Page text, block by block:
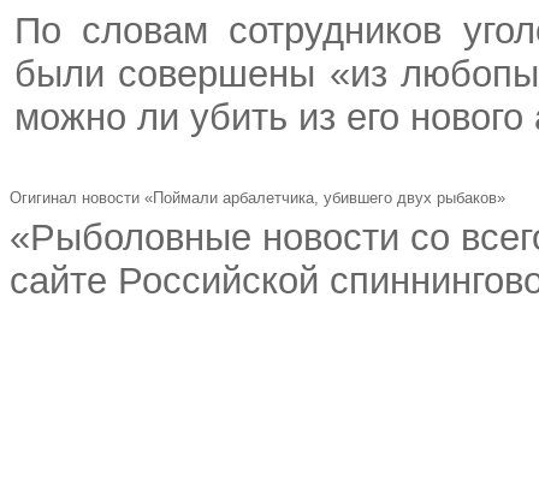
По словам сотрудников
были совершены «из
можно ли убить из его
Огигинал новости «Поймали арбалетчика, убившего двух рыбаков»
«Рыболовные новости со
сайте Российской